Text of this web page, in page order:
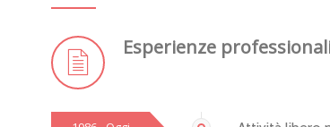
Esperienze